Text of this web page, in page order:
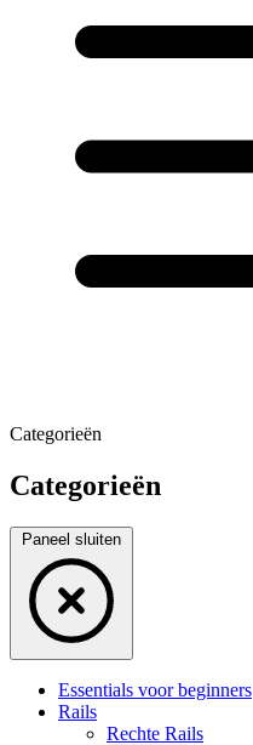
Categorieën
Categorieën
Paneel sluiten
Essentials voor beginners
Rails
Rechte Rails